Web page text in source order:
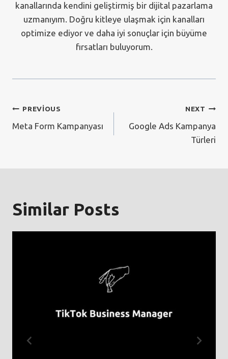
kanallarında kendini geliştirmiş bir dijital pazarlama
uzmanıyım. Doğru kitleye ulaşmak için kanalları
optimize ediyor ve daha iyi sonuçlar için büyüme
fırsatları buluyorum.
Yazı
gezinmesi
PREVIOUS
Meta Form Kampanyası
NEXT
Google Ads Kampanya
Türleri
Similar Posts